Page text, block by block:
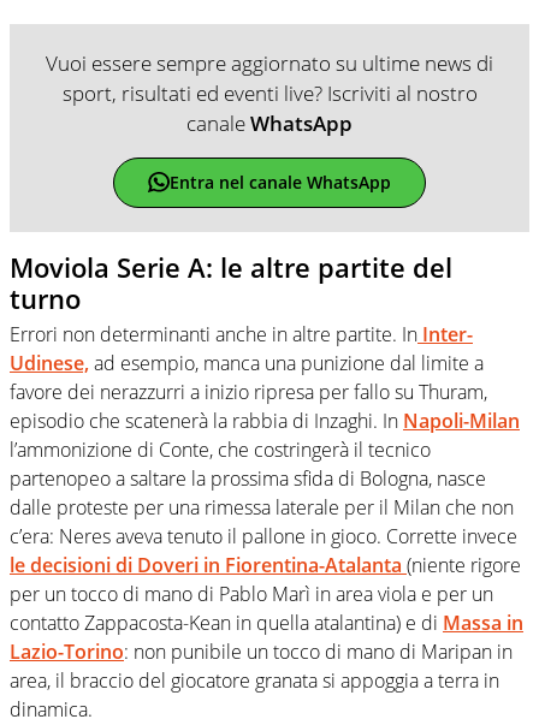
Vuoi essere sempre aggiornato su ultime news di
sport, risultati ed eventi live? Iscriviti al nostro
canaleWhatsApp
Entra nel canale WhatsApp
Moviola Serie A: le altre partite del
turno
Errori non determinanti anche in altre partite. In Inter-
Udinese,ad esempio, manca una punizione dal limite a
favore dei nerazzurri a inizio ripresa per fallo su Thuram,
episodio che scatenerà la rabbia di Inzaghi. In Napoli-Milan
l’ammonizione di Conte, che costringerà il tecnico
partenopeo a saltare la prossima sfida di Bologna, nasce
dalle proteste per una rimessa laterale per il Milan che non
c’era: Neres aveva tenuto il pallone in gioco. Corrette invece
le decisioni di Doveri in Fiorentina-Atalanta (niente rigore
per un tocco di mano di Pablo Marì in area viola e per un
contatto Zappacosta-Kean in quella atalantina) e di Massa in
Lazio-Torino: non punibile un tocco di mano di Maripan in
area, il braccio del giocatore granata si appoggia a terra in
dinamica.